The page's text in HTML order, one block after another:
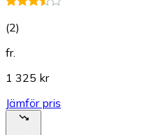
(2)
fr.
1 325 kr
Jämför pris